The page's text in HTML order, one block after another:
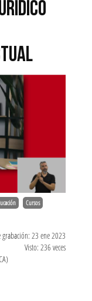
Cursos
grabación: 23 ene 2023
Visto: 236 veces